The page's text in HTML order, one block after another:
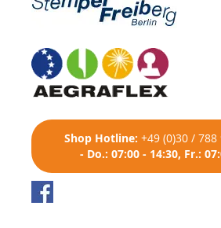
Shop Hotline: +49 (0)30 / 788
- Do.: 07:00 - 14:30, Fr.: